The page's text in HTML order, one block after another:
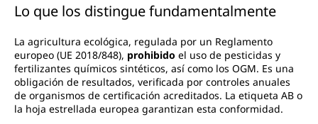
Lo que los distingue fundamentalmente
La agricultura ecológica, regulada por un Reglamento
europeo (UE 2018/848), prohibido el uso de pesticidas y
fertilizantes químicos sintéticos, así como los OGM. Es una
obligación de resultados, verificada por controles anuales
de organismos de certificación acreditados. La etiqueta AB o
la hoja estrellada europea garantizan esta conformidad.